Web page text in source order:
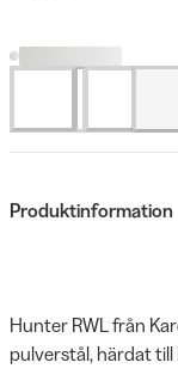
Produktinformation
Hunter RWL från
pulverstål, härdat till